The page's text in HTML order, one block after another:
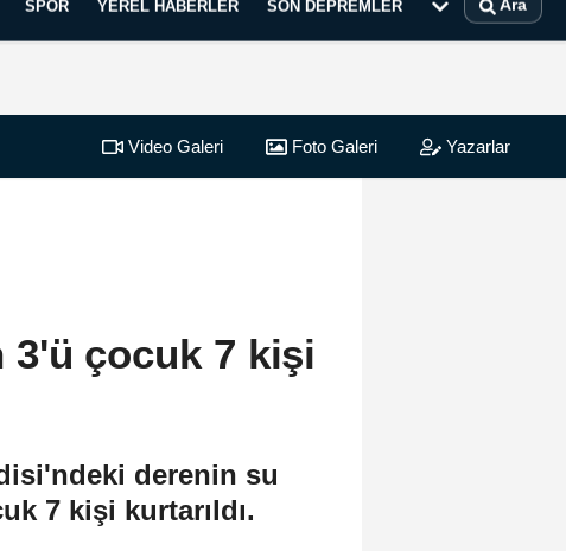
SPOR YEREL HABERLER SON DEPREMLER Ara
Video Galeri Foto Galeri Yazarlar
3'ü çocuk 7 kişi
derenin su
7 kişi kurtarıldı.